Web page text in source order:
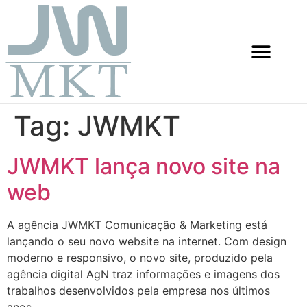
Tag: JWMKT
JWMKT lança novo site na
web
A agência JWMKT Comunicação & Marketing está
lançando o seu novo website na internet. Com design
moderno e responsivo, o novo site, produzido pela
agência digital AgN traz informações e imagens dos
trabalhos desenvolvidos pela empresa nos últimos